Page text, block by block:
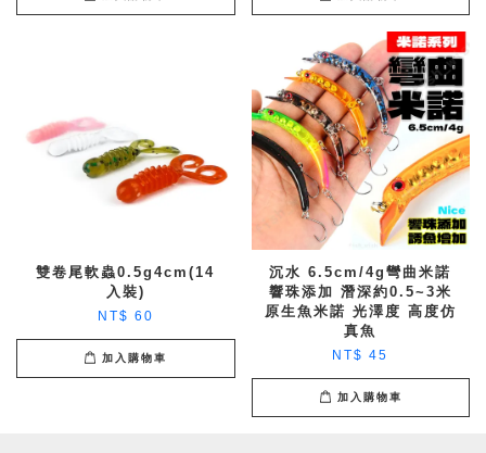
雙卷尾軟蟲0.5g4cm(14
入裝)
NT$ 60
加入購物車
沉水 6.5cm/4g彎曲米諾
響珠添加 潛深約0.5~3米
原生魚米諾 光澤度 高度仿
真魚
NT$ 45
加入購物車